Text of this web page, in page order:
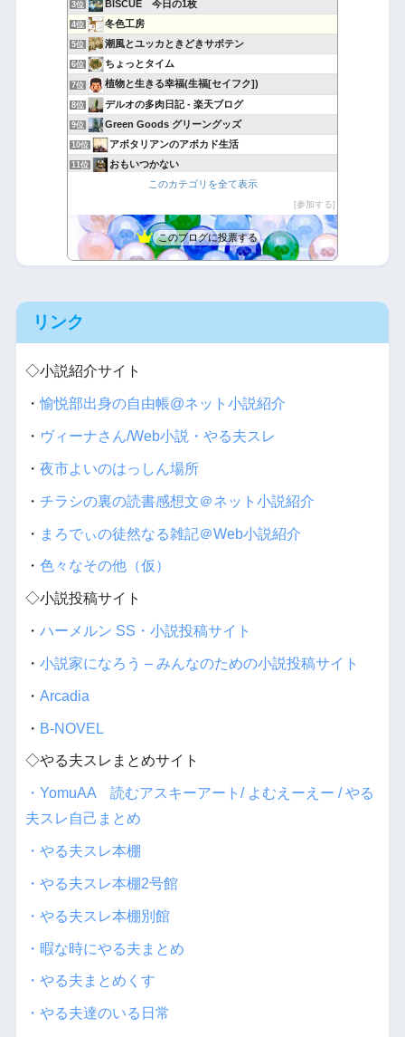
3位 BISCUE 今日の1枚
4位 冬色工房
5位 潮風とユッカときどきサボテン
6位 ちょっとタイム
7位 植物と生きる幸福(生福[セイフク])
8位 デルオの多肉日記 - 楽天ブログ
9位 Green Goods グリーングッズ
10位 アボタリアンのアボカド生活
11位 おもいつかない
Yubisakino Jyunin
〜ほのぼのおうち時間〜手芸・園芸ライフ
14位 月にサボテン
15位 引きこもりセレブの毎日遺書
このカテゴリを全て表示
参加する
このブログに投票する
リンク
◇小説紹介サイト
・愉悦部出身の自由帳@ネット小説紹介
・ ヴィーナさん/Web小説・やる夫スレ
・ 夜市よいのはっしん場所
・ チラシの裏の読書感想文＠ネット小説紹介
・ まろでぃの徒然なる雑記＠Web小説紹介
・ 色々なその他（仮）
◇小説投稿サイト
・ ハーメルン SS・小説投稿サイト
・ 小説家になろう – みんなのための小説投稿サイト
・ Arcadia
・ B-NOVEL
◇やる夫スレまとめサイト
・YomuAA 読むアスキーアート/ よむえーえー / やる
夫スレ自己まとめ
・やる夫スレ本棚
・やる夫スレ本棚2号館
・やる夫スレ本棚別館
・暇な時にやる夫まとめ
・やる夫まとめくす
・やる夫達のいる日常